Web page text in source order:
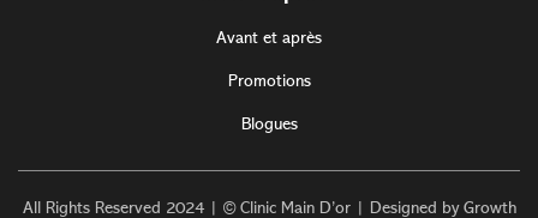
Avant et après
Promotions
Blogues
All Rights Reserved 2024 | © Clinic Main D’or | Designed by Growth